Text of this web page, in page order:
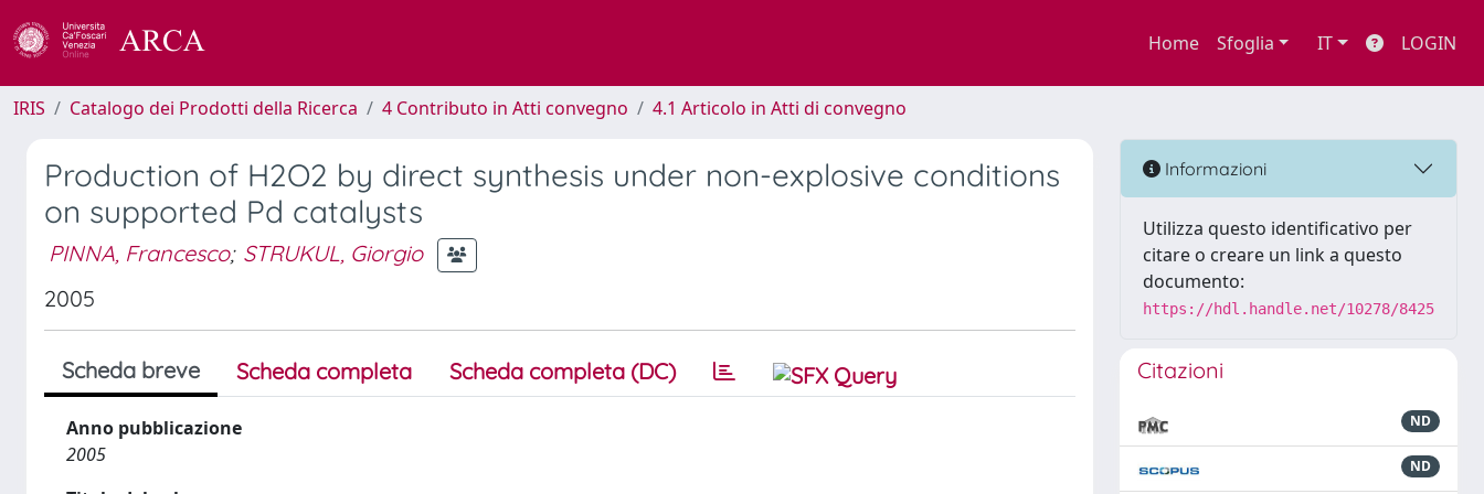
Home Sfoglia IT LOGIN
IRIS Catalogo dei Prodotti della Ricerca 4 Contributo in Atti convegno 4.1 Articolo in Atti di convegno
Production of H2O2 by direct synthesis under non-explosive conditions
on supported Pd catalysts
PINNA, Francesco; STRUKUL, Giorgio
2005
Scheda breve Scheda completa Scheda completa (DC)
Anno pubblicazione
2005
Informazioni
Utilizza questo identificativo per
citare o creare un link a questo
documento:
https://hdl.handle.net/10278/8425
Citazioni
ND
ND